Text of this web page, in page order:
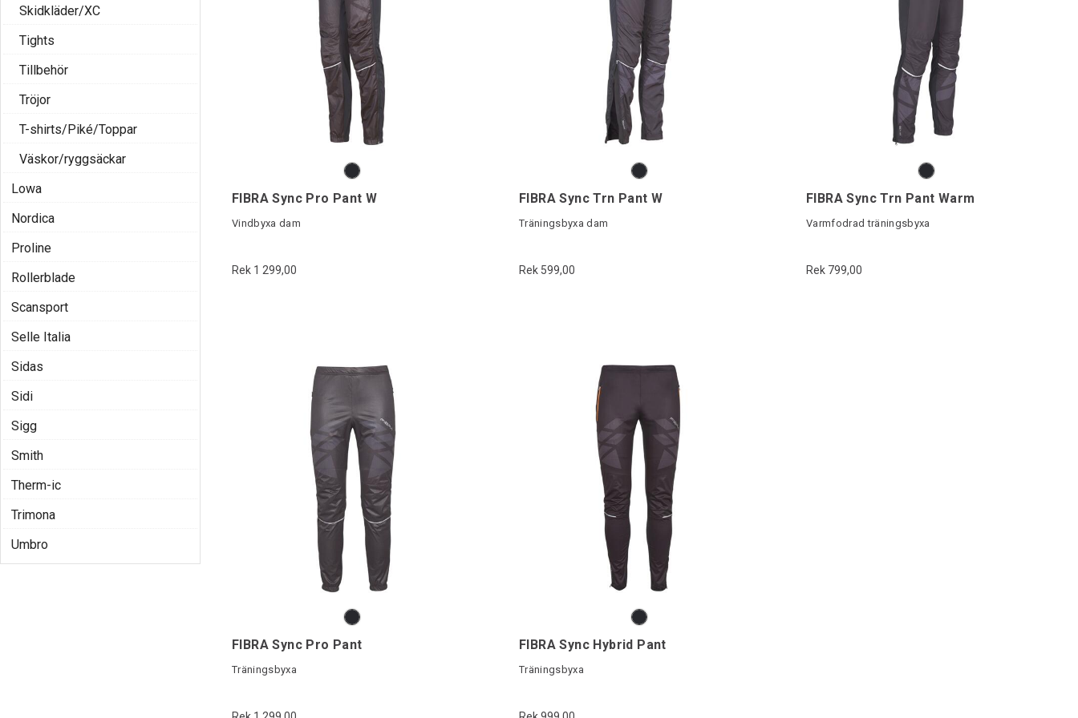
Skidkläder/XC
Tights
Tillbehör
Tröjor
T-shirts/Piké/Toppar
Väskor/ryggsäckar
Lowa
Nordica
Proline
Rollerblade
Scansport
Selle Italia
Sidas
Sidi
Sigg
Smith
Therm-ic
Trimona
Umbro
FIBRA Sync Pro Pant W
Vindbyxa dam
Rek 1 299,00
FIBRA Sync Trn Pant W
Träningsbyxa dam
Rek 599,00
FIBRA Sync Trn Pant Warm
Varmfodrad träningsbyxa
Rek 799,00
FIBRA Sync Pro Pant
Träningsbyxa
FIBRA Sync Hybrid Pant
Träningsbyxa